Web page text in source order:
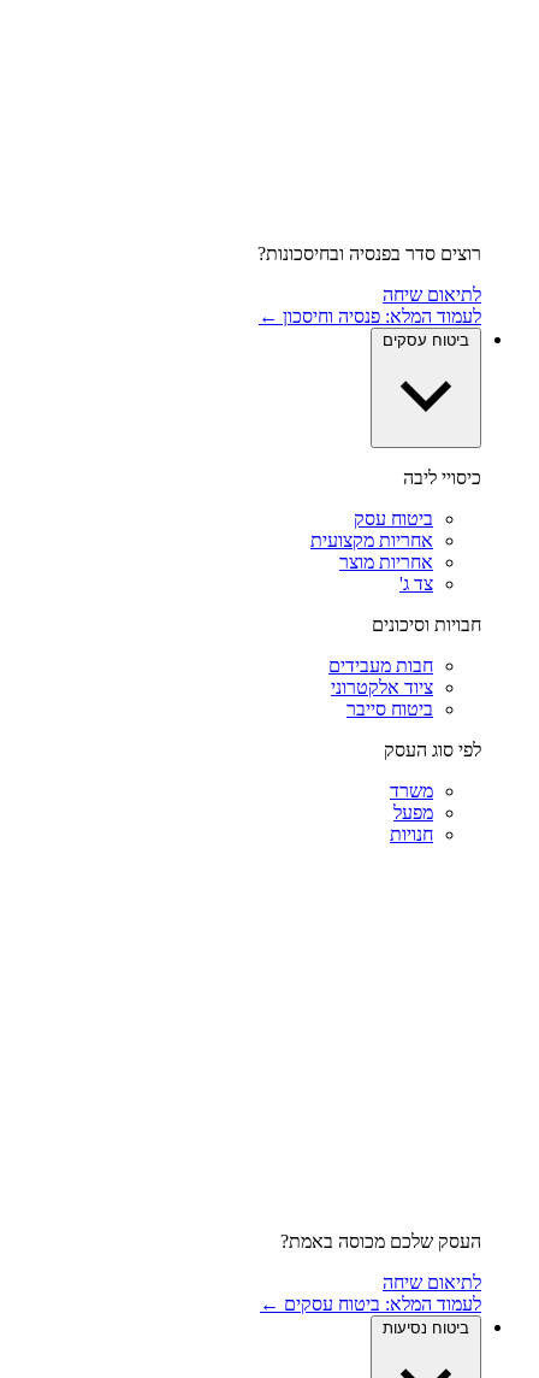
רוצים סדר בפנסיה ובחיסכונות?
לתיאום שיחה
לעמוד המלא: פנסיה וחיסכון ←
ביטוח עסקים
כיסויי ליבה
ביטוח עסק
אחריות מקצועית
אחריות מוצר
צד ג'
חבויות וסיכונים
חבות מעבידים
ציוד אלקטרוני
ביטוח סייבר
לפי סוג העסק
משרד
מפעל
חנויות
העסק שלכם מכוסה באמת?
לתיאום שיחה
לעמוד המלא: ביטוח עסקים ←
ביטוח נסיעות